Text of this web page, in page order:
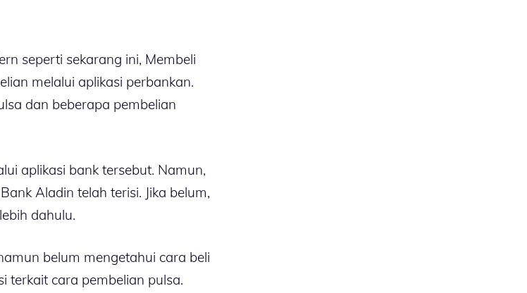
seperti sekarang ini, Membeli
melalui aplikasi perbankan.
dan beberapa pembelian
aplikasi bank tersebut. Namun,
Aladin telah terisi. Jika belum,
dahulu.
belum mengetahui cara beli
terkait cara pembelian pulsa.